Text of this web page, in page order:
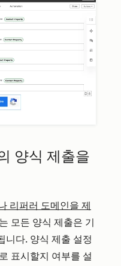
양식 제출을
리퍼러 도메인을 제
모든 양식 제출은 기
니다. 양식 제출 설정
표시할지 여부를 설